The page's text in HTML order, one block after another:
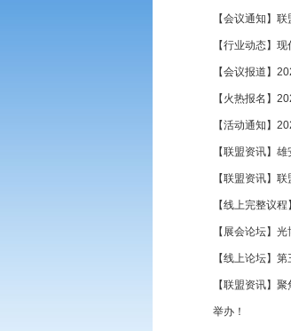
【会议通知】
【行业动态】
【会议报道】
【火热报名】
【活动通知】
【联盟资讯】
【联盟资讯】
【线上完整议
【展会论坛】
【线上论坛】
【联盟资讯】
举办！